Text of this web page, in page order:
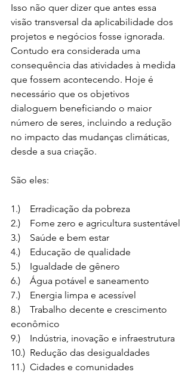
Isso não quer dizer que antes essa
visão transversal da aplicabilidade dos
projetos e negócios fosse ignorada.
Contudo era considerada uma
consequência das atividades à medida
que fossem acontecendo. Hoje é
necessário que os objetivos
dialoguem beneficiando o maior
número de seres, incluindo a redução
no impacto das mudanças climáticas,
desde a sua criação.
São eles:
1.)    Erradicação da pobreza
2.)    Fome zero e agricultura sustentável
3.)    Saúde e bem estar
4.)    Educação de qualidade
5.)    Igualdade de gênero
6.)    Água potável e saneamento
7.)    Energia limpa e acessível
8.)    Trabalho decente e crescimento
econômico
9.)    Indústria, inovação e infraestrutura
10.)  Redução das desigualdades
11.)  Cidades e comunidades